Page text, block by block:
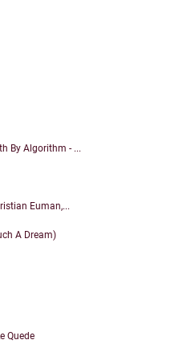
By Algorithm - ...
Euman,...
A Dream)
Quede